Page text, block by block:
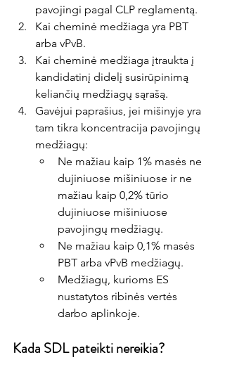
pavojingi pagal CLP reglamentą.
Kai cheminė medžiaga yra PBT
arba vPvB.
Kai cheminė medžiaga įtraukta į
kandidatinį didelį susirūpinimą
keliančių medžiagų sąrašą.
Gavėjui paprašius, jei mišinyje yra
tam tikra koncentracija pavojingų
medžiagų:
Ne mažiau kaip 1% masės ne
dujiniuose mišiniuose ir ne
mažiau kaip 0,2% tūrio
dujiniuose mišiniuose
pavojingų medžiagų.
Ne mažiau kaip 0,1% masės
PBT arba vPvB medžiagų.
Medžiagų, kurioms ES
nustatytos ribinės vertės
darbo aplinkoje.
Kada SDL pateikti nereikia?